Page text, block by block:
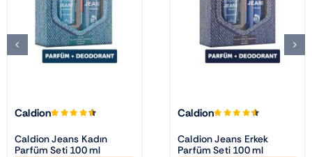
Caldion
Caldion Jeans Kadın
Parfüm Seti 100 ml
Caldion
Caldion Jeans Erkek
Parfüm Seti 100 ml